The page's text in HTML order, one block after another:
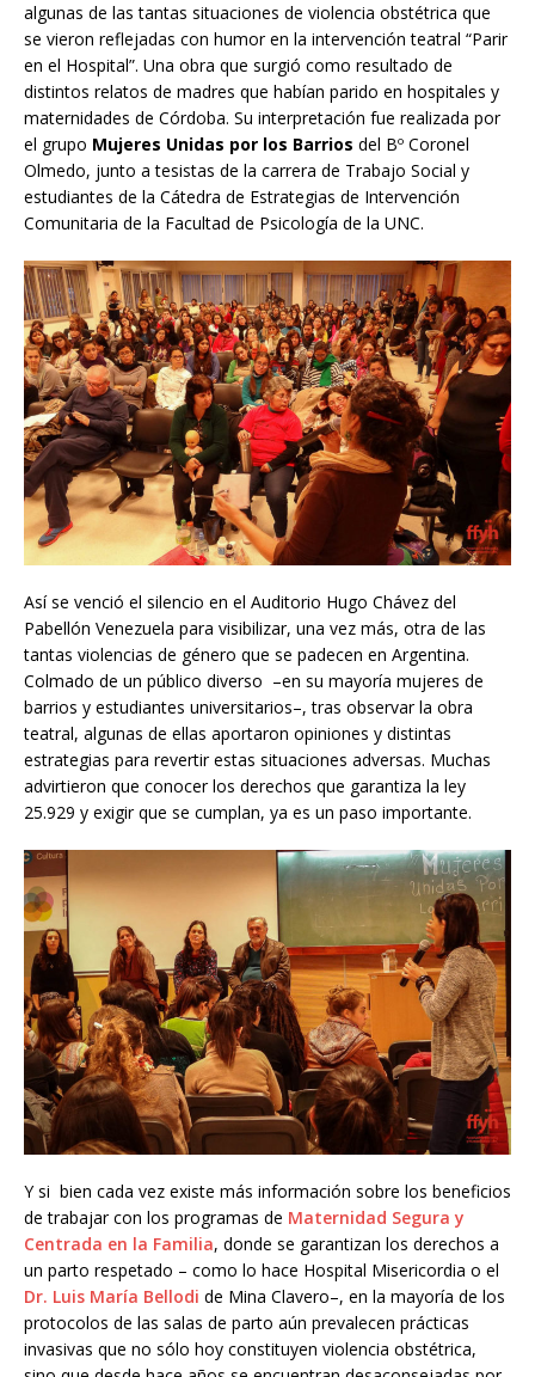
algunas de las tantas situaciones de violencia obstétrica que
se vieron reflejadas con humor en la intervención teatral “Parir
en el Hospital”. Una obra que surgió como resultado de
distintos relatos de madres que habían parido en hospitales y
maternidades de Córdoba. Su interpretación fue realizada por
el grupo Mujeres Unidas por los Barrios del Bº Coronel
Olmedo, junto a tesistas de la carrera de Trabajo Social y
estudiantes de la Cátedra de Estrategias de Intervención
Comunitaria de la Facultad de Psicología de la UNC.
Así se venció el silencio en el Auditorio Hugo Chávez del
Pabellón Venezuela para visibilizar, una vez más, otra de las
tantas violencias de género que se padecen en Argentina.
Colmado de un público diverso –en su mayoría mujeres de
barrios y estudiantes universitarios–, tras observar la obra
teatral, algunas de ellas aportaron opiniones y distintas
estrategias para revertir estas situaciones adversas. Muchas
advirtieron que conocer los derechos que garantiza la ley
25.929 y exigir que se cumplan, ya es un paso importante.
Y si bien cada vez existe más información sobre los beneficios
de trabajar con los programas de Maternidad Segura y
Centrada en la Familia, donde se garantizan los derechos a
un parto respetado – como lo hace Hospital Misericordia o el
Dr. Luis María Bellodi de Mina Clavero–, en la mayoría de los
protocolos de las salas de parto aún prevalecen prácticas
invasivas que no sólo hoy constituyen violencia obstétrica,